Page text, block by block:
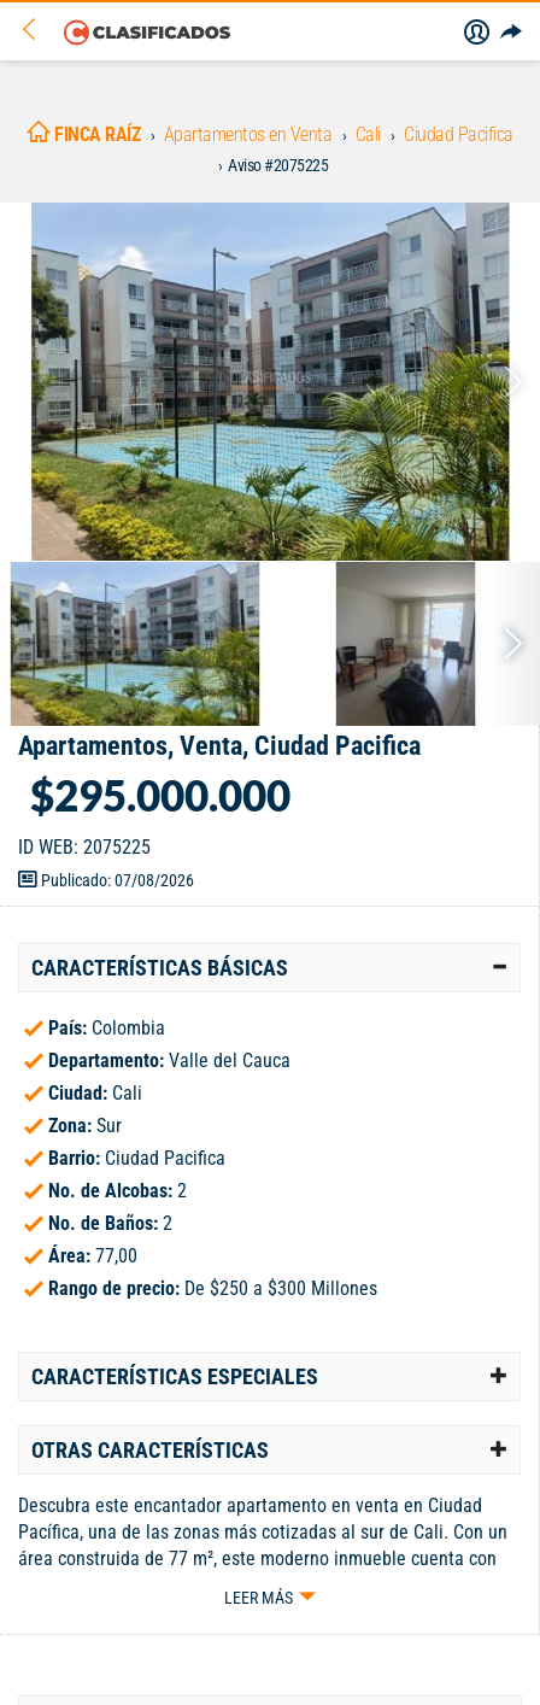
FINCA RAÍZ Apartamentos en Venta Cali Ciudad Pacifica
Aviso #2075225
Apartamentos, Venta, Ciudad Pacifica
$295.000.000
ID WEB: 2075225
Publicado: 07/08/2026
CARACTERÍSTICAS BÁSICAS
País: Colombia
Departamento: Valle del Cauca
Ciudad: Cali
Zona: Sur
Barrio: Ciudad Pacifica
No. de Alcobas: 2
No. de Baños: 2
Área: 77,00
Rango de precio: De $250 a $300 Millones
CARACTERÍSTICAS ESPECIALES
OTRAS CARACTERÍSTICAS
Descubra este encantador apartamento en venta en Ciudad
Pacífica, una de las zonas más cotizadas al sur de Cali. Con un
área construida de 77 m², este moderno inmueble cuenta con
dos acogedoras habitaciones y dos baños, ideal para familias o
optimizada permite disfrutar de espacios iluminados y
LEER MÁS